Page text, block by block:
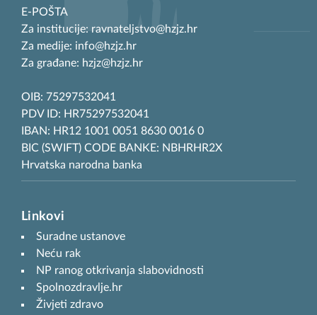
E-POŠTA
Za institucije: ravnateljstvo@hzjz.hr
Za medije: info@hzjz.hr
Za građane: hzjz@hzjz.hr
OIB: 75297532041
PDV ID: HR75297532041
IBAN: HR12 1001 0051 8630 0016 0
BIC (SWIFT) CODE BANKE: NBHRHR2X
Hrvatska narodna banka
Linkovi
Suradne ustanove
Neću rak
NP ranog otkrivanja slabovidnosti
Spolnozdravlje.hr
Živjeti zdravo